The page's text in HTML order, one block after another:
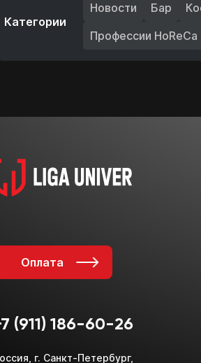
Категории
Новости Бар
Профессии HoReCa
Оплата
(911) 186-60-26
г. Санкт-Петербург,